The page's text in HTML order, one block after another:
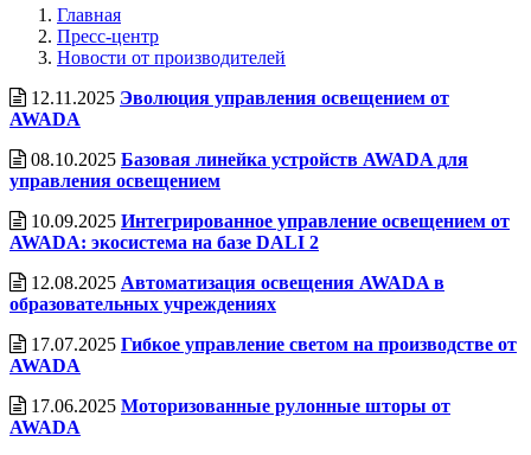
Главная
Пресс-центр
Новости от производителей
12.11.2025 Эволюция управления освещением от
AWADA
08.10.2025 Базовая линейка устройств AWADA для
управления освещением
10.09.2025 Интегрированное управление освещением от
AWADA: экосистема на базе DALI 2
12.08.2025 Автоматизация освещения AWADA в
образовательных учреждениях
17.07.2025 Гибкое управление светом на производстве от
AWADA
17.06.2025 Моторизованные рулонные шторы от
AWADA